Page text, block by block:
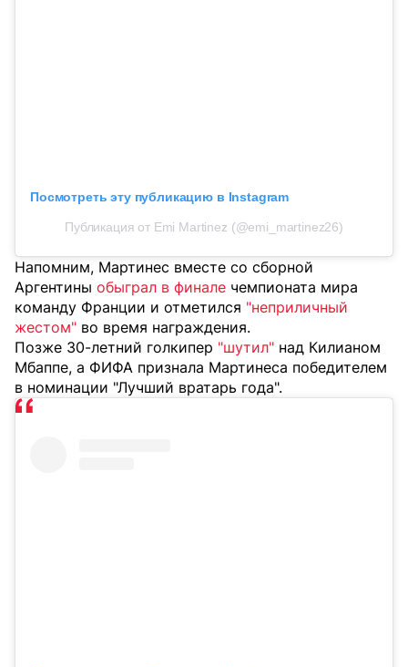
Посмотреть эту публикацию в Instagram
Публикация от Emi Martinez (@emi_martinez26)
Напомним, Мартинес вместе со сборной
Аргентины обыграл в финале чемпионата мира
команду Франции и отметился "неприличный
жестом" во время награждения.
Позже 30-летний голкипер "шутил" над Килианом
Мбаппе, а ФИФА признала Мартинеса победителем
в номинации "Лучший вратарь года".